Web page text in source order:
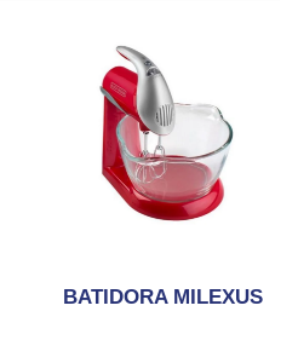
BATIDORA MILEXUS